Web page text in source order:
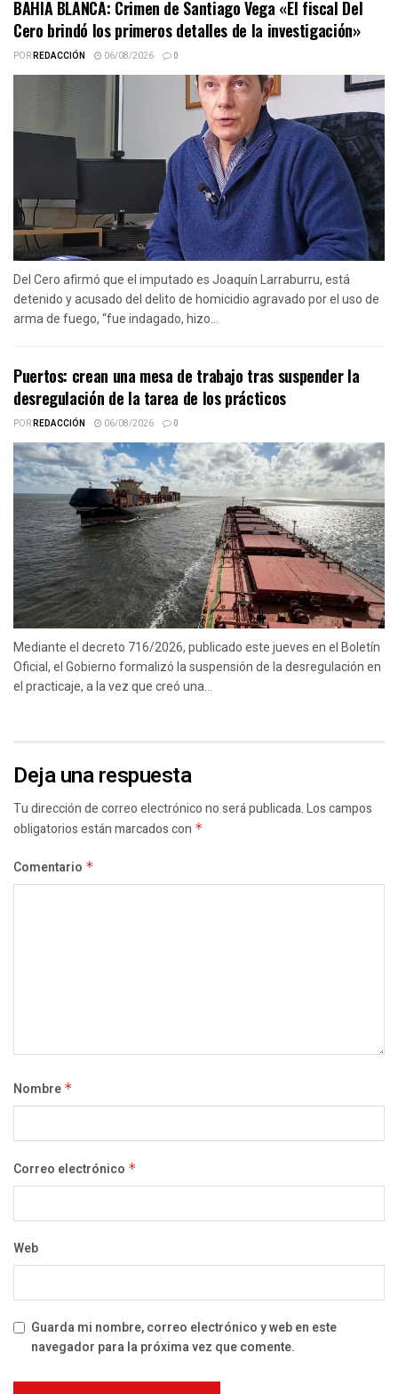
BAHIA BLANCA: Crimen de Santiago Vega «El fiscal Del
Cero brindó los primeros detalles de la investigación»
PORREDACCIÓN 06/08/2026 0
Del Cero afirmó que el imputado es Joaquín Larraburru, está
detenido y acusado del delito de homicidio agravado por el uso de
arma de fuego, “fue indagado, hizo...
Puertos: crean una mesa de trabajo tras suspender la
desregulación de la tarea de los prácticos
PORREDACCIÓN 06/08/2026 0
Mediante el decreto 716/2026, publicado este jueves en el Boletín
Oficial, el Gobierno formalizó la suspensión de la desregulación en
el practicaje, a la vez que creó una...
Deja una respuesta
Tu dirección de correo electrónico no será publicada.Los campos
obligatorios están marcados con *
Comentario *
Nombre *
Correo electrónico *
Web
Guarda mi nombre, correo electrónico y web en este
navegador para la próxima vez que comente.